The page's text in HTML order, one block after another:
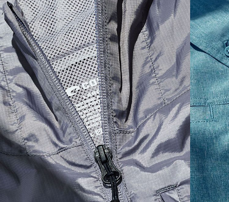
SIZES 1. CHEST 2. BODY LENGTH 3. SLEEVE LENGTH
S 19" 27” 7 ¾”
M 21" 28" 8 ¼”
L 23” 29” 8 ¾”
XL 25” 30” 9 ¼”
XXL 27” 31” 9 ¾”